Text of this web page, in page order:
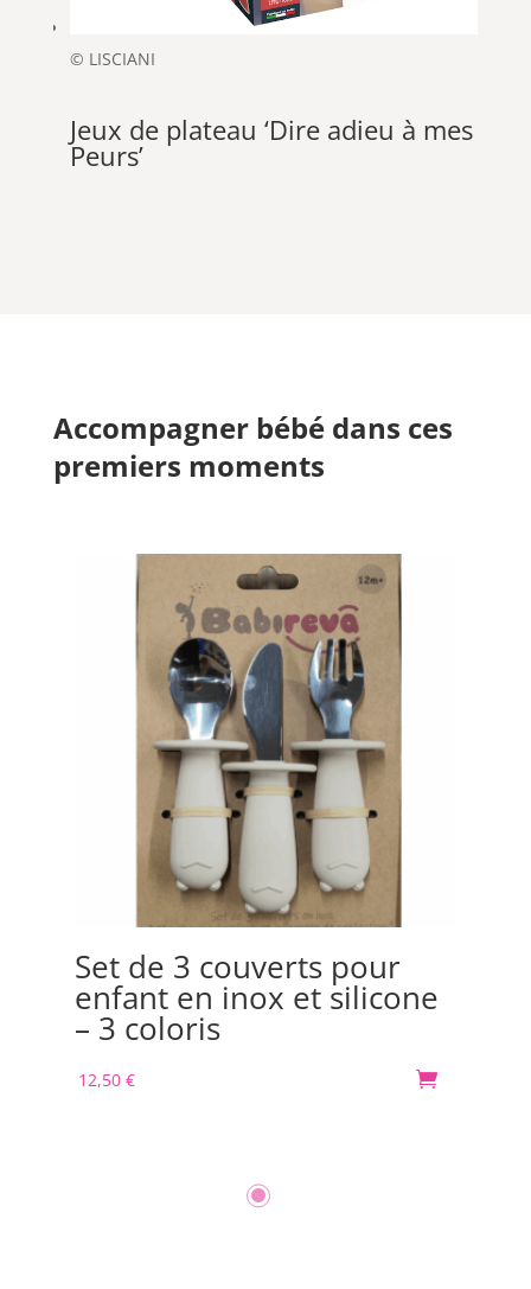
© LISCIANI
Jeux de plateau ‘Dire adieu à mes
Peurs’
Accompagner bébé dans ces
premiers moments
Set de 3 couverts pour
enfant en inox et silicone
– 3 coloris
12,50 € 